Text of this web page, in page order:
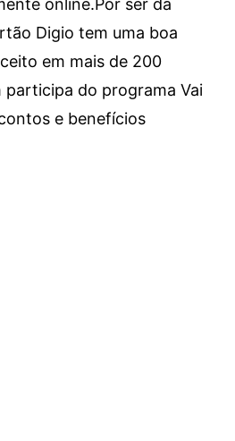
online.Por ser da
Digio tem uma boa
em mais de 200
participa do programa Vai
e benefícios